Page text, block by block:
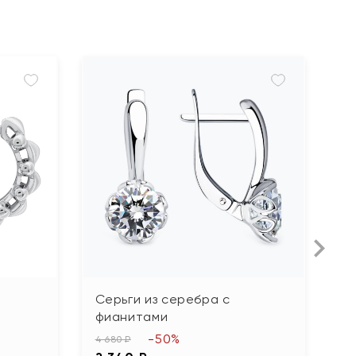
Серьги из серебра с
фианитами
4 680 ₽ -50%